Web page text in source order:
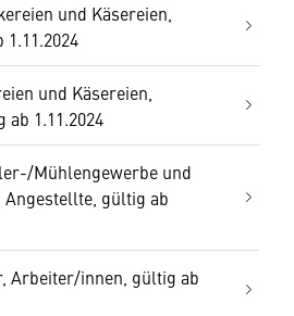
und Käsereien,
und Käsereien,
1.11.2024
Mühlengewerbe und
gültig ab
Arbeiter/innen, gültig ab